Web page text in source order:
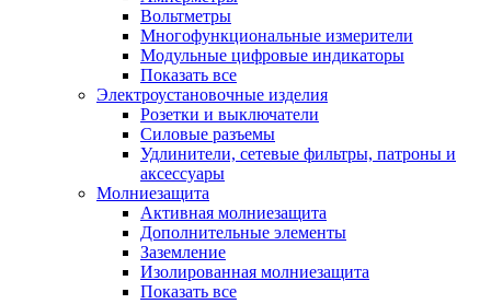
Вольтметры
Многофункциональные измерители
Модульные цифровые индикаторы
Показать все
Электроустановочные изделия
Розетки и выключатели
Силовые разъемы
Удлинители, сетевые фильтры, патроны и
аксессуары
Молниезащита
Активная молниезащита
Дополнительные элементы
Заземление
Изолированная молниезащита
Показать все